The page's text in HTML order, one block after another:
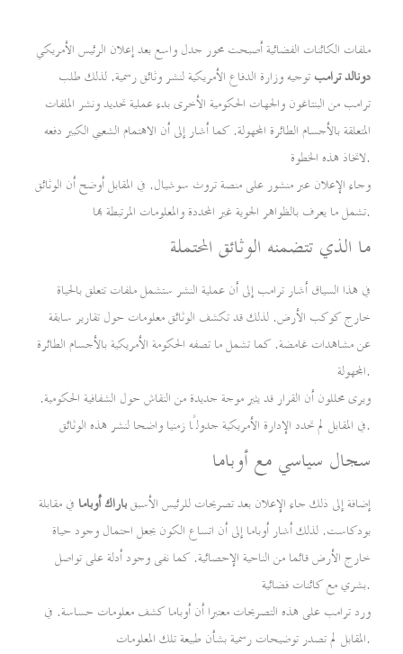
ملفات الكائنات الفضائية أصبحت محور جدل واسع بعد إعلان الرئيس الأمريكي
دونالد ترامبتوجيه وزارة الدفاع الأمريكية لنشر وثائق رسمية. لذلك طلب
ترامب من البنتاغون والجهات الحكومية الأخرى بدء عملية تحديد ونشر الملفات
المتعلقة بالأجسام الطائرة المجهولة. كما أشار إلى أن الاهتمام الشعبي الكبير دفعه
لاتخاذ هذه الخطوة.
وجاء الإعلان عبر منشور على منصة تروث سوشيال. في المقابل أوضح أن الوثائق
تشمل ما يعرف بالظواهر الجوية غير المحددة والمعلومات المرتبطة بها.
ما الذي تتضمنه الوثائق المحتملة
في هذا السياق أشار ترامب إلى أن عملية النشر ستشمل ملفات تتعلق بالحياة
خارج كوكب الأرض. لذلك قد تكشف الوثائق معلومات حول تقارير سابقة
عن مشاهدات غامضة. كما تشمل ما تصفه الحكومة الأمريكية بالأجسام الطائرة
المجهولة.
ويرى محللون أن القرار قد يثير موجة جديدة من النقاش حول الشفافية الحكومية.
في المقابل لم تحدد الإدارة الأمريكية جدولًا زمنيا واضحا لنشر هذه الوثائق.
سجال سياسي مع أوباما
إضافة إلى ذلك جاء الإعلان بعد تصريحات للرئيس الأسبقباراك أوباما في مقابلة
بودكاست. لذلك أشار أوباما إلى أن اتساع الكون يجعل احتمال وجود حياة
خارج الأرض قائما من الناحية الإحصائية. كما نفى وجود أدلة على تواصل
بشري مع كائنات فضائية.
ورد ترامب على هذه التصريحات معتبرا أن أوباما كشف معلومات حساسة. في
المقابل لم تصدر توضيحات رسمية بشأن طبيعة تلك المعلومات.